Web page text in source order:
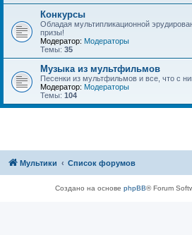
Конкурсы
Обладая мультипликационной
призы!
Модератор: Модераторы
Темы: 35
Музыка из мультфильмов
Песенки из мультфильмов и все, что с
Модератор: Модераторы
Темы: 104
Мультики Список форумов
Создано на основе phpBB® Forum